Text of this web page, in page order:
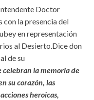
Doctor
con la presencia del
en representación
al Desierto.Dice don
de su
celebran la memoria de
su corazón, las
heroicas,